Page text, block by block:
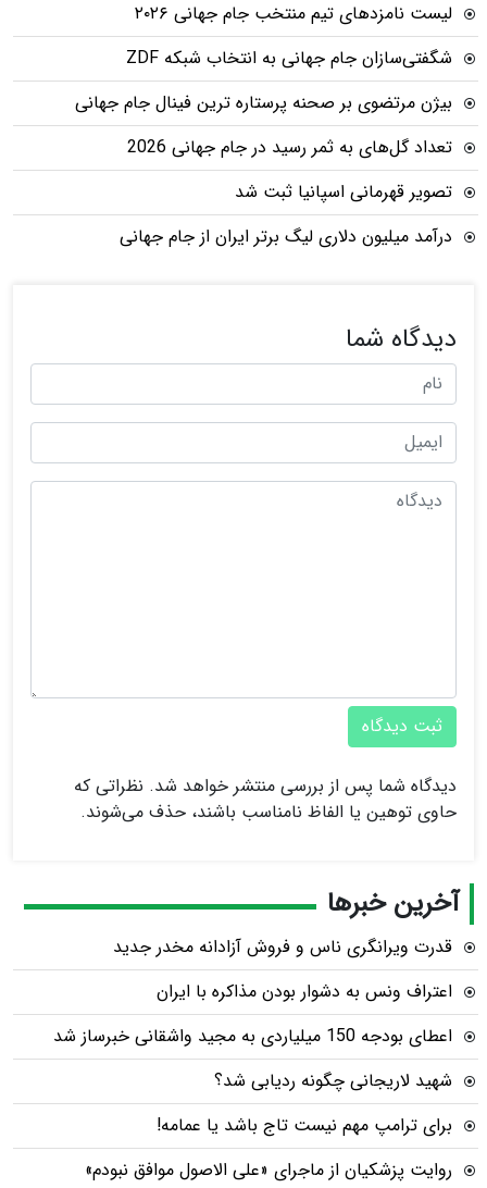
لیست نامزدهای تیم منتخب جام جهانی ۲۰۲۶
شگفتی‌سازان جام جهانی به انتخاب شبکه ZDF
بیژن مرتضوی بر صحنه پرستاره ترین فینال جام جهانی
تعداد گل‌های به ثمر رسید در جام جهانی 2026
تصویر قهرمانی اسپانیا ثبت شد
درآمد میلیون دلاری لیگ برتر ایران از جام جهانی
دیدگاه شما
ثبت دیدگاه
دیدگاه شما پس از بررسی منتشر خواهد شد. نظراتی که
حاوی توهین یا الفاظ نامناسب باشند، حذف می‌شوند.
آخرین خبرها
قدرت ویرانگری ناس و فروش آزادانه مخدر جدید
اعتراف ونس به دشوار بودن مذاکره با ایران
اعطای بودجه 150 میلیاردی به مجید واشقانی خبرساز شد
شهید لاریجانی چگونه ردیابی شد؟
برای ترامپ مهم نیست تاج باشد یا عمامه!
روایت پزشکیان از ماجرای «علی الاصول موافق نبودم»